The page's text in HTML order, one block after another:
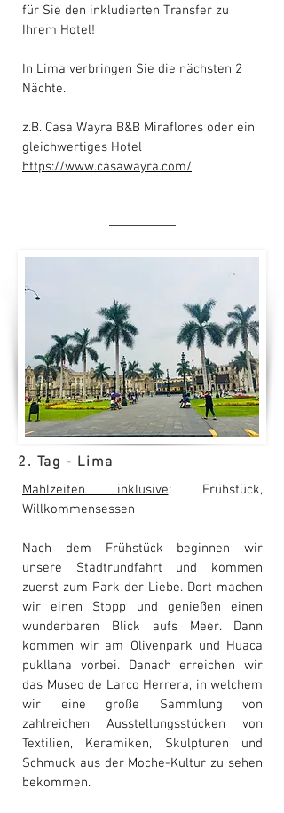
für Sie den inkludierten Transfer zu
Ihrem Hotel!
In Lima verbringen Sie die nächsten 2
Nächte.
z.B. Casa Wayra B&B Miraflores oder ein
gleichwertiges Hotel
https://www.casawayra.com/
2. Tag - Lima
Mahlzeiten inklusive: Frühstück,
Willkommensessen
Nach dem Frühstück beginnen wir
unsere Stadtrundfahrt und kommen
zuerst zum Park der Liebe. Dort machen
wir einen Stopp und genießen einen
wunderbaren Blick aufs Meer. Dann
kommen wir am Olivenpark und Huaca
pukllana vorbei. Danach erreichen wir
das Museo de Larco Herrera, in welchem
wir eine große Sammlung von
zahlreichen Ausstellungsstücken von
Textilien, Keramiken, Skulpturen und
Schmuck aus der Moche-Kultur zu sehen
bekommen.